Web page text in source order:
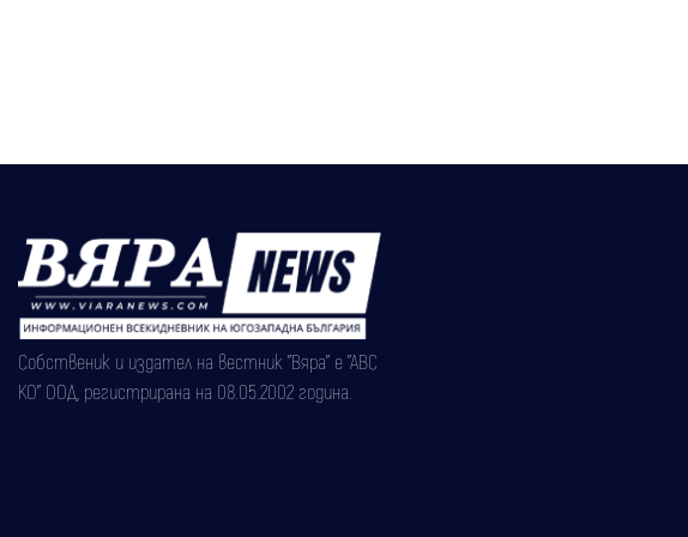
Собственик и издател на вестник "Вяра" е "АВС
КО" ООД, регистрирана на 08.05.2002 година.